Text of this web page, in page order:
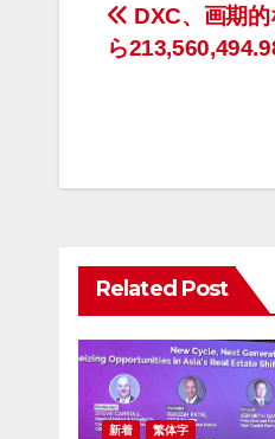
投
稿
ー
シ
ョ
ン
DXC、画期
ら
Related Post
新着 繁体字